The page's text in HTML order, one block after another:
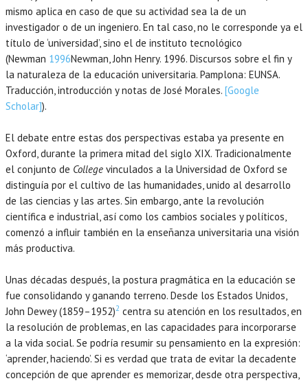
mismo aplica en caso de que su actividad sea la de un
investigador o de un ingeniero. En tal caso, no le corresponde ya el
título de ‘universidad’, sino el de instituto tecnológico
(Newman 1996Newman,John Henry. 1996. Discursos sobre el fin y
la naturaleza de la educación universitaria. Pamplona: EUNSA.
Traducción, introducción y notas de José Morales. [Google
Scholar]).
El debate entre estas dos perspectivas estaba ya presente en
Oxford, durante la primera mitad del siglo XIX. Tradicionalmente
el conjunto de College vinculados a la Universidad de Oxford se
distinguía por el cultivo de las humanidades, unido al desarrollo
de las ciencias y las artes. Sin embargo, ante la revolución
científica e industrial, así como los cambios sociales y políticos,
comenzó a influir también en la enseñanza universitaria una visión
más productiva.
Unas décadas después, la postura pragmática en la educación se
fue consolidando y ganando terreno. Desde los Estados Unidos,
John Dewey (1859–1952)2 centra su atención en los resultados, en
la resolución de problemas, en las capacidades para incorporarse
a la vida social. Se podría resumir su pensamiento en la expresión:
‘aprender, haciendo’. Si es verdad que trata de evitar la decadente
concepción de que aprender es memorizar, desde otra perspectiva,